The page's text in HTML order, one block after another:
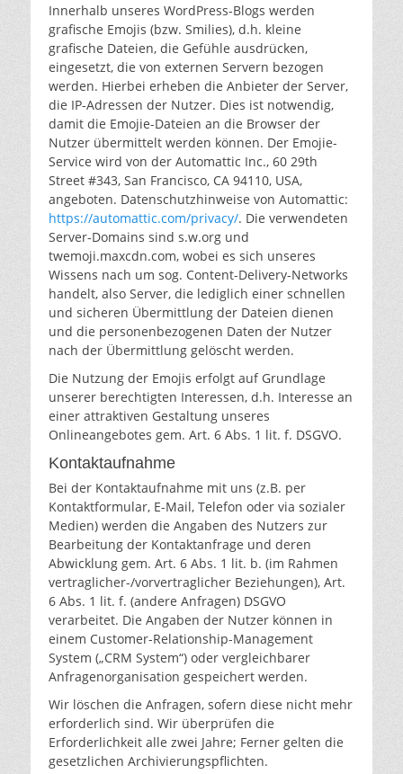
Innerhalb unseres WordPress-Blogs werden
grafische Emojis (bzw. Smilies), d.h. kleine
grafische Dateien, die Gefühle ausdrücken,
eingesetzt, die von externen Servern bezogen
werden. Hierbei erheben die Anbieter der Server,
die IP-Adressen der Nutzer. Dies ist notwendig,
damit die Emojie-Dateien an die Browser der
Nutzer übermittelt werden können. Der Emojie-
Service wird von der Automattic Inc., 60 29th
Street #343, San Francisco, CA 94110, USA,
angeboten. Datenschutzhinweise von Automattic:
https://automattic.com/privacy/. Die verwendeten
Server-Domains sind s.w.org und
twemoji.maxcdn.com, wobei es sich unseres
Wissens nach um sog. Content-Delivery-Networks
handelt, also Server, die lediglich einer schnellen
und sicheren Übermittlung der Dateien dienen
und die personenbezogenen Daten der Nutzer
nach der Übermittlung gelöscht werden.
Die Nutzung der Emojis erfolgt auf Grundlage
unserer berechtigten Interessen, d.h. Interesse an
einer attraktiven Gestaltung unseres
Onlineangebotes gem. Art. 6 Abs. 1 lit. f. DSGVO.
Kontaktaufnahme
Bei der Kontaktaufnahme mit uns (z.B. per
Kontaktformular, E-Mail, Telefon oder via sozialer
Medien) werden die Angaben des Nutzers zur
Bearbeitung der Kontaktanfrage und deren
Abwicklung gem. Art. 6 Abs. 1 lit. b. (im Rahmen
vertraglicher-/vorvertraglicher Beziehungen), Art.
6 Abs. 1 lit. f. (andere Anfragen) DSGVO
verarbeitet. Die Angaben der Nutzer können in
einem Customer-Relationship-Management
System („CRM System“) oder vergleichbarer
Anfragenorganisation gespeichert werden.
Wir löschen die Anfragen, sofern diese nicht mehr
erforderlich sind. Wir überprüfen die
Erforderlichkeit alle zwei Jahre; Ferner gelten die
gesetzlichen Archivierungspflichten.